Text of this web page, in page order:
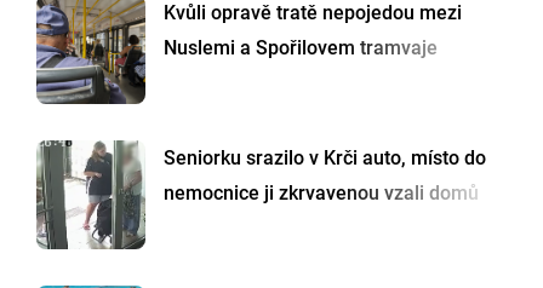
Kvůli opravě tratě nepojedou mezi
Nuslemi a Spořilovem tramvaje
Seniorku srazilo v Krči auto, místo do
nemocnice ji zkrvavenou vzali domů